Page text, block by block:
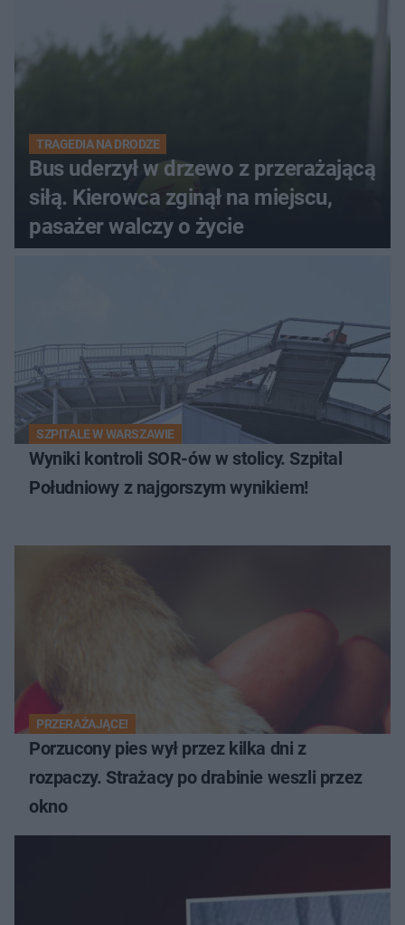
TRAGEDIA NA DRODZE
Bus uderzył w drzewo z przerażającą
siłą. Kierowca zginął na miejscu,
pasażer walczy o życie
SZPITALE W WARSZAWIE
Wyniki kontroli SOR-ów w stolicy. Szpital
Południowy z najgorszym wynikiem!
PRZERAŻAJĄCE!
Porzucony pies wył przez kilka dni z
rozpaczy. Strażacy po drabinie weszli przez
okno